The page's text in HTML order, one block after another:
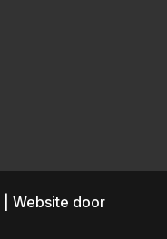
| Website door